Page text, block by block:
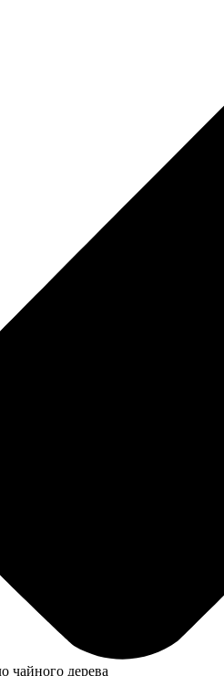
чайного дерева